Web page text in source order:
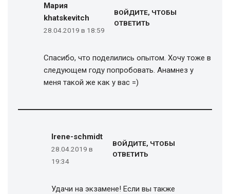
Мария
khatskevitch
28.04.2019 в 18:59
ВОЙДИТЕ, ЧТОБЫ
ОТВЕТИТЬ
Спасибо, что поделились опытом. Хочу тоже в
следующем году попробовать. Анамнез у
меня такой же как у вас =)
Irene-schmidt
28.04.2019 в
19:34
ВОЙДИТЕ, ЧТОБЫ
ОТВЕТИТЬ
Удачи на экзамене! Если вы также